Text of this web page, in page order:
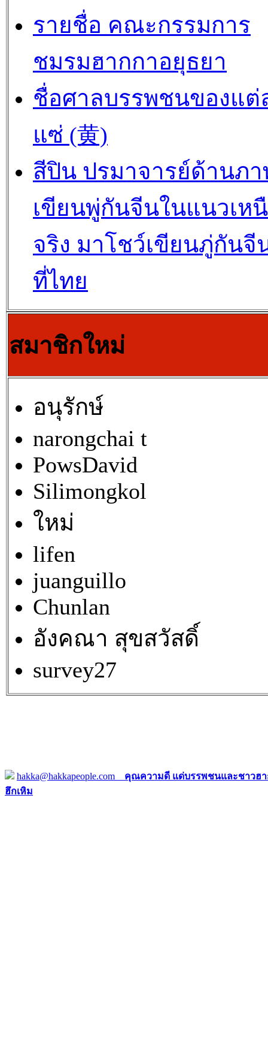
รายชื่อ คณะกรรมการ
ชมรมฮากกาอยุธยา
ชื่อศาลบรรพชนของแต่
แซ่ (黄)
สีปิน ปรมาจารย์ด้านภ
เขียนพู่กันจีนในแนวเห
จริง มาโชว์เขียนภู่กันจี
ที่ไทย
สมาชิกใหม่
อนุรักษ์
narongchai t
PowsDavid
Silimongkol
ใหม่
lifen
juanguillo
Chunlan
อังคณา สุขสวัสดิ์
survey27
hakka@hakkapeople.com คุณความดี แด่บรรพชนและชาวฮ
ฮึกเหิม